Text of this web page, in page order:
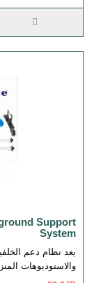
Support
System
يعد نظام دعم
والاستوديوهات